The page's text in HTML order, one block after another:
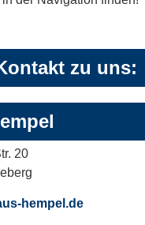
zu uns:
20
hempel.de